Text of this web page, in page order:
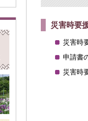
災害時要
災害時
申請書
災害時